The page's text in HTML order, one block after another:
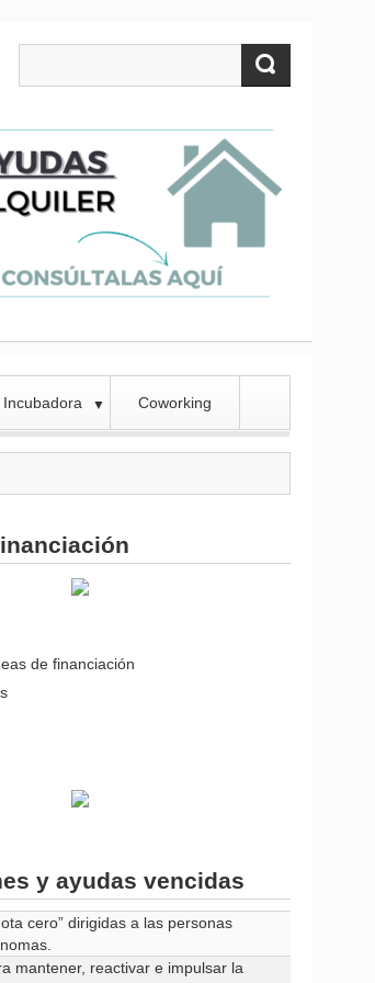
Incubadora ▼ Coworking
de financiación
y ayudas vencidas
cero” dirigidas a las personas
mantener, reactivar e impulsar la